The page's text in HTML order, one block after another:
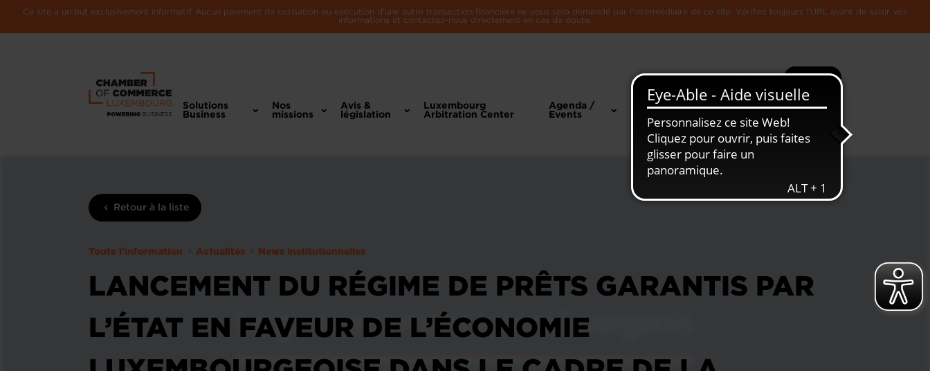
Ce site a un but exclusivement informatif. Aucun paiement de cotisation ou exécution d'une autre transaction financière ne vous sera demandé par l'intermédiaire de ce site. Vérifiez toujours l'URL avant de saisir vos
informations et contactez-nous directement en cas de doute.
Recherche Plus
Solutions
Business
Nos
missions
Avis &
législation
Luxembourg
Arbitration Center
Agenda /
Events
Toute
L'Economie
Retour à la liste
Toute l'information Actualités News institutionnelles
LANCEMENT DU RÉGIME DE PRÊTS GARANTIS PAR
L’ÉTAT EN FAVEUR DE L’ÉCONOMIE